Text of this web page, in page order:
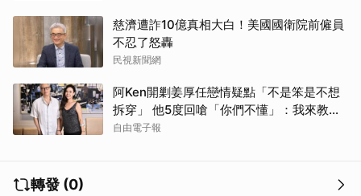
慈濟遭詐10億真相大白！美國國衛院前僱員
不忍了怒轟
民視新聞網
阿Ken開剿姜厚任戀情疑點「不是笨是不想
拆穿」 他5度回嗆「你們不懂」：我來教育
你們
自由電子報
轉發 (0)